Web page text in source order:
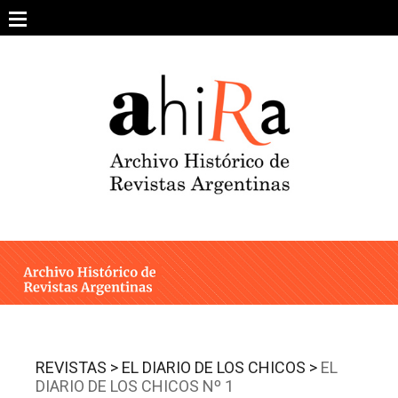
content
ARCHIVO DE REVISTAS
ESTUDIOS CRÍTICOS
INTEGRANTES
CONTACTO
REVISTAS > EL DIARIO DE LOS CHICOS > EL
DIARIO DE LOS CHICOS Nº 1